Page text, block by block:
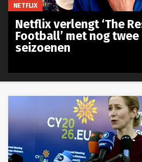
NETFLIX
Netflix verlengt ‘The
Football’ met nog twee
seizoenen